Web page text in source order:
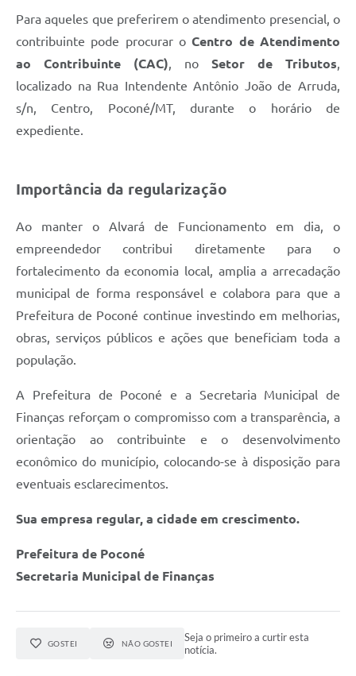
Para aqueles que preferirem o atendimento presencial, o
contribuinte pode procurar oCentro de Atendimento
ao Contribuinte (CAC), no Setor de Tributos,
localizado na Rua Intendente Antônio João de Arruda,
s/n, Centro, Poconé/MT, durante o horário de
expediente.
Importância da regularização
Ao manter o Alvará de Funcionamento em dia, o
empreendedor contribui diretamente para o
fortalecimento da economia local, amplia a arrecadação
municipal de forma responsável e colabora para que a
Prefeitura de Poconé continue investindo em melhorias,
obras, serviços públicos e ações que beneficiam toda a
população.
A Prefeitura de Poconé e a Secretaria Municipal de
Finanças reforçam o compromisso com a transparência, a
orientação ao contribuinte e o desenvolvimento
econômico do município, colocando-se à disposição para
eventuais esclarecimentos.
Sua empresa regular, a cidade em crescimento.
Prefeitura de Poconé
Secretaria Municipal de Finanças
GOSTEI NÃO GOSTEI
Seja o primeiro a curtir esta
notícia.